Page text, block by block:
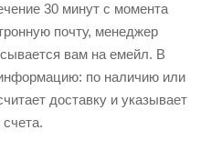
30 минут с момента
почту, менеджер
вам на емейл. В
по наличию или
доставку и указывает